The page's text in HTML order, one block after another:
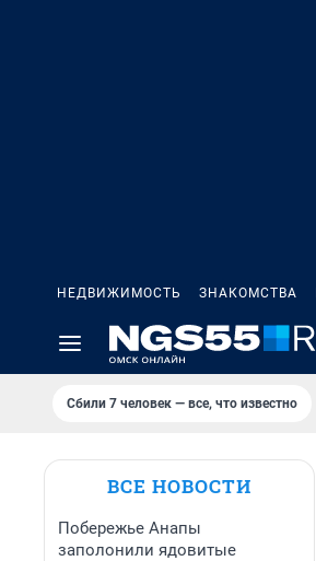
НЕДВИЖИМОСТЬ ЗНАКОМСТВА
Сбили 7 человек — все, что известно
ВСЕ НОВОСТИ
Побережье Анапы
заполонили ядовитые